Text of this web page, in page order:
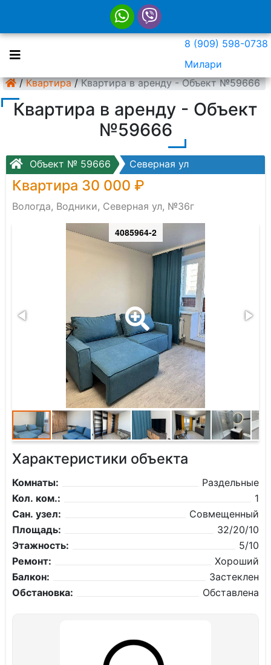
8 (909) 598-0738
Милари
/ Квартира / Квартира в аренду - Объект №59666
Квартира в аренду - Объект
№59666
Объект № 59666 Северная ул
Квартира 30 000 ₽
Вологда, Водники, Северная ул, №36г
4085964-2
Характеристики объекта
Комнаты:
Раздельные
Кол. ком.:
1
Сан. узел:
Совмещенный
Площадь:
32/20/10
Этажность:
5/10
Ремонт:
Хороший
Балкон:
Застеклен
Обстановка:
Обставлена